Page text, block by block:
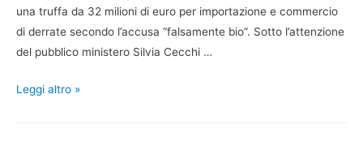
una truffa da 32 milioni di euro per importazione e commercio
di derrate secondo l’accusa “falsamente bio”. Sotto l’attenzione
del pubblico ministero Silvia Cecchi …
Leggi altro »